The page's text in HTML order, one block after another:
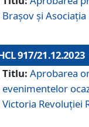
Brașov și
917/21.12.2023
Titlu: Aprobarea
evenimentelor
Victoria Revoluţiei